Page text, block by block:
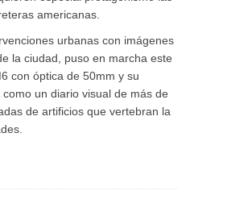
americanas.
urbanas con imágenes
la ciudad, puso en marcha este
con óptica de 50mm y su
como un diario visual de más de
de artificios que vertebran la